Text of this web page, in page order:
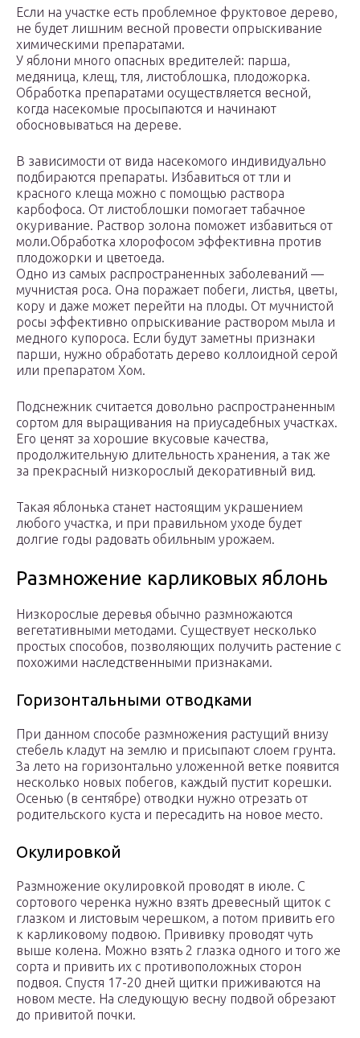
Если на участке есть проблемное фруктовое дерево,
не будет лишним весной провести опрыскивание
химическими препаратами.
У яблони много опасных вредителей: парша,
медяница, клещ, тля, листоблошка, плодожорка.
Обработка препаратами осуществляется весной,
когда насекомые просыпаются и начинают
обосновываться на дереве.
В зависимости от вида насекомого индивидуально
подбираются препараты. Избавиться от тли и
красного клеща можно с помощью раствора
карбофоса. От листоблошки помогает табачное
окуривание. Раствор золона поможет избавиться от
моли.Обработка хлорофосом эффективна против
плодожорки и цветоеда.
Одно из самых распространенных заболеваний —
мучнистая роса. Она поражает побеги, листья, цветы,
кору и даже может перейти на плоды. От мучнистой
росы эффективно опрыскивание раствором мыла и
медного купороса. Если будут заметны признаки
парши, нужно обработать дерево коллоидной серой
или препаратом Хом.
Подснежник считается довольно распространенным
сортом для выращивания на приусадебных участках.
Его ценят за хорошие вкусовые качества,
продолжительную длительность хранения, а так же
за прекрасный низкорослый декоративный вид.
Такая яблонька станет настоящим украшением
любого участка, и при правильном уходе будет
долгие годы радовать обильным урожаем.
Размножение карликовых яблонь
Низкорослые деревья обычно размножаются
вегетативными методами. Существует несколько
простых способов, позволяющих получить растение с
похожими наследственными признаками.
Горизонтальными отводками
При данном способе размножения растущий внизу
стебель кладут на землю и присыпают слоем грунта.
За лето на горизонтально уложенной ветке появится
несколько новых побегов, каждый пустит корешки.
Осенью (в сентябре) отводки нужно отрезать от
родительского куста и пересадить на новое место.
Окулировкой
Размножение окулировкой проводят в июле. С
сортового черенка нужно взять древесный щиток с
глазком и листовым черешком, а потом привить его
к карликовому подвою. Прививку проводят чуть
выше колена. Можно взять 2 глазка одного и того же
сорта и привить их с противоположных сторон
подвоя. Спустя 17-20 дней щитки приживаются на
новом месте. На следующую весну подвой обрезают
до привитой почки.